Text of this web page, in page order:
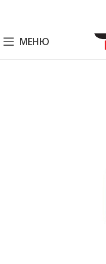
МЕНЮ